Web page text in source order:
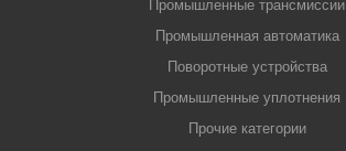
Промышленные трансмиссии
Промышленная автоматика
Поворотные устройства
Промышленные уплотнения
Прочие категории